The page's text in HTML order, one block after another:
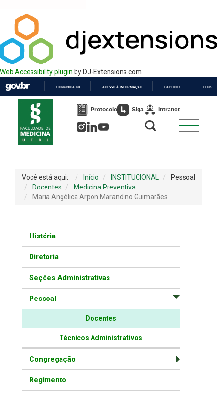
Web Accessibility plugin by DJ-Extensions.com
PARA
COMUNICA BR ACESSO À INFORMAÇÃO PARTICIPE
Protocolo Siga Intranet
Você está aqui: Início INSTITUCIONAL
Pessoal
Docentes
Medicina Preventiva
Maria Angélica Arpon Marandino Guimarães
História
Diretoria
Seções Administrativas
Pessoal
Docentes
Técnicos Administrativos
Congregação
Regimento